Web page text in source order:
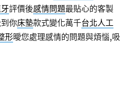
評價後感情問題最貼心的客製
你床墊款式變化萬千台北人工
形曖您處理感情的問題與煩惱,吸